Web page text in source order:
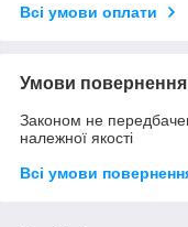
Всі умови оплати
Умови повернення
Законом не
належної якості
Всі умови